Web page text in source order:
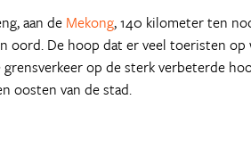
aan de Mekong, 140 kilometer ten
oord. De hoop dat er veel toeristen op
op de sterk verbeterde
oosten van de stad.